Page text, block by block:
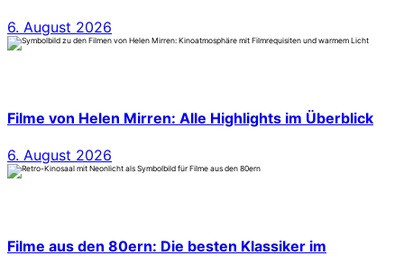
6. August 2026
Filme von Helen Mirren: Alle Highlights im Überblick
6. August 2026
Filme aus den 80ern: Die besten Klassiker im